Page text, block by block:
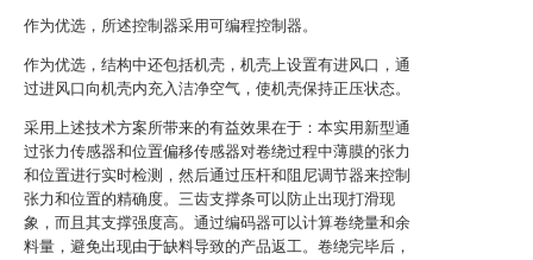
作为优选，所述控制器采用可编程控制器。
作为优选，结构中还包括机壳，机壳上设置有进风口，通
过进风口向机壳内充入洁净空气，使机壳保持正压状态。
采用上述技术方案所带来的有益效果在于：本实用新型通
过张力传感器和位置偏移传感器对卷绕过程中薄膜的张力
和位置进行实时检测，然后通过压杆和阻尼调节器来控制
张力和位置的精确度。三齿支撑条可以防止出现打滑现
象，而且其支撑强度高。通过编码器可以计算卷绕量和余
料量，避免出现由于缺料导致的产品返工。卷绕完毕后，